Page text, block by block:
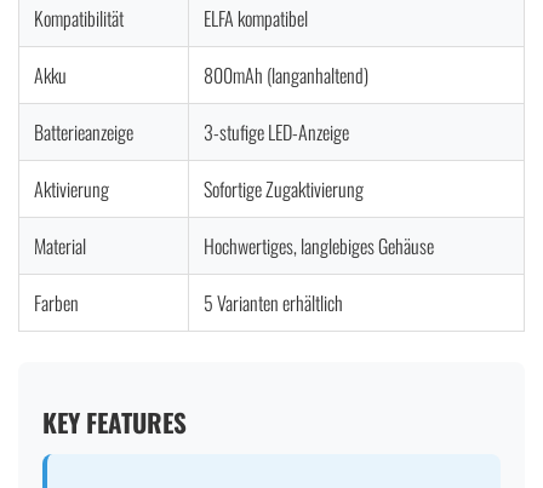
Kompatibilität
ELFA kompatibel
Akku
800mAh (langanhaltend)
Batterieanzeige
3-stufige LED-Anzeige
Aktivierung
Sofortige Zugaktivierung
Material
Hochwertiges, langlebiges Gehäuse
Farben
5 Varianten erhältlich
KEY FEATURES